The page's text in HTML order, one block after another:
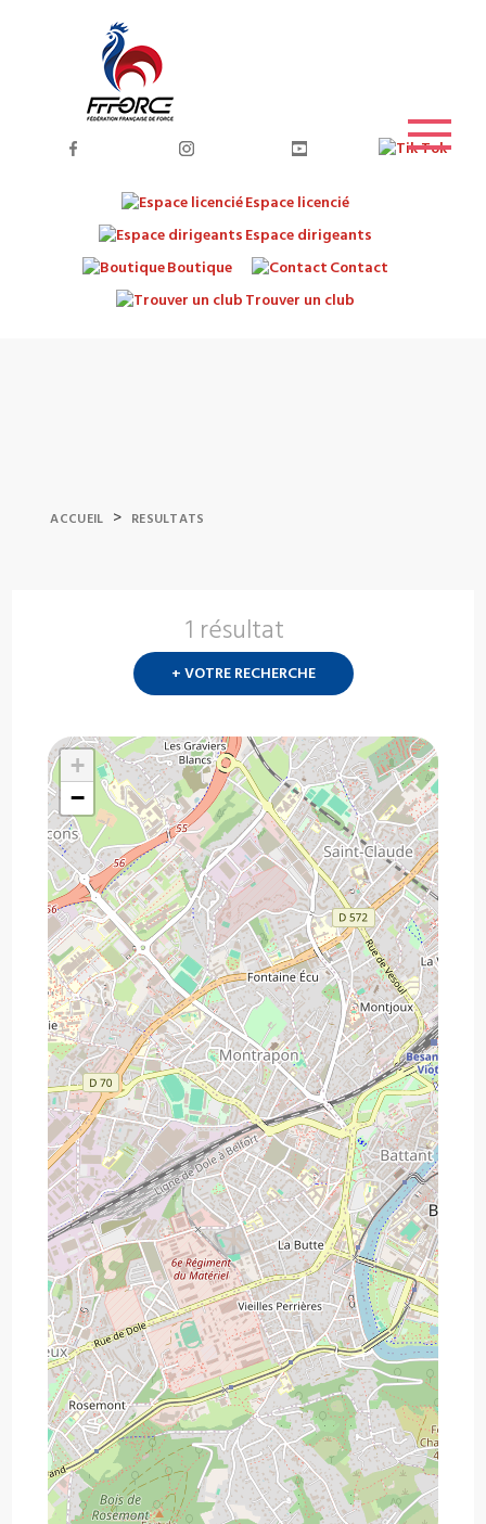
Espace licencié
Espace dirigeants
Boutique
Contact
Trouver un club
ACCUEIL > RESULTATS
1 résultat
+ VOTRE RECHERCHE
+
−